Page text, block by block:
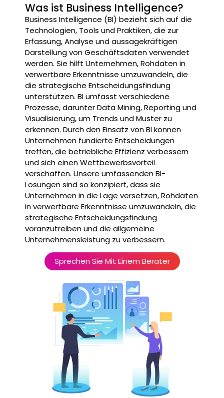
Was ist Business Intelligence?
Business Intelligence (BI) bezieht sich auf die
Technologien, Tools und Praktiken, die zur
Erfassung, Analyse und aussagekräftigen
Darstellung von Geschäftsdaten verwendet
werden. Sie hilft Unternehmen, Rohdaten in
verwertbare Erkenntnisse umzuwandeln, die
die strategische Entscheidungsfindung
unterstützen. BI umfasst verschiedene
Prozesse, darunter Data Mining, Reporting und
Visualisierung, um Trends und Muster zu
erkennen. Durch den Einsatz von BI können
Unternehmen fundierte Entscheidungen
treffen, die betriebliche Effizienz verbessern
und sich einen Wettbewerbsvorteil
verschaffen. Unsere umfassenden BI-
Lösungen sind so konzipiert, dass sie
Unternehmen in die Lage versetzen, Rohdaten
in verwertbare Erkenntnisse umzuwandeln, die
strategische Entscheidungsfindung
voranzutreiben und die allgemeine
Unternehmensleistung zu verbessern.
Sprechen Sie Mit Einem Berater